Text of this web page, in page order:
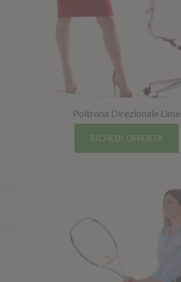
Poltrona Direzionale Lime
RICHEDI OFFERTA